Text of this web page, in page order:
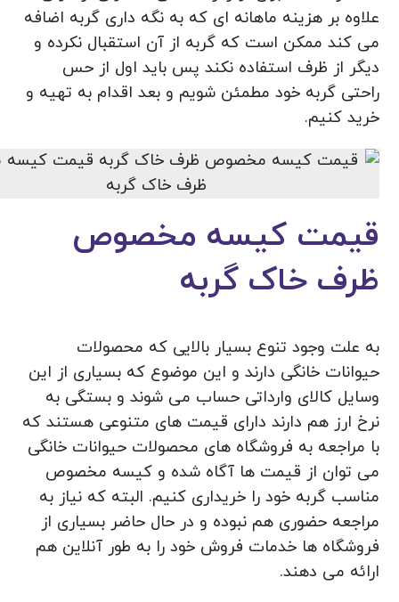
علاوه بر هزینه ماهانه ای که به نگه داری گربه اضافه
می کند ممکن است که گربه از آن استقبال نکرده و
دیگر از ظرف استفاده نکند پس باید اول از حس
راحتی گربه خود مطمئن شویم و بعد اقدام به تهیه و
خرید کنیم.
قیمت کیسه مخصوص
ظرف خاک گربه
به علت وجود تنوع بسیار بالایی که محصولات
حیوانات خانگی دارند و این موضوع که بسیاری از این
وسایل کالای وارداتی حساب می شوند و بستگی به
نرخ ارز هم دارند دارای قیمت های متنوعی هستند که
با مراجعه به فروشگاه های محصولات حیوانات خانگی
می توان از قیمت ها آگاه شده و کیسه مخصوص
مناسب گربه خود را خریداری کنیم. البته که نیاز به
مراجعه حضوری هم نبوده و در حال حاضر بسیاری از
فروشگاه ها خدمات فروش خود را به طور آنلاین هم
ارائه می دهند.